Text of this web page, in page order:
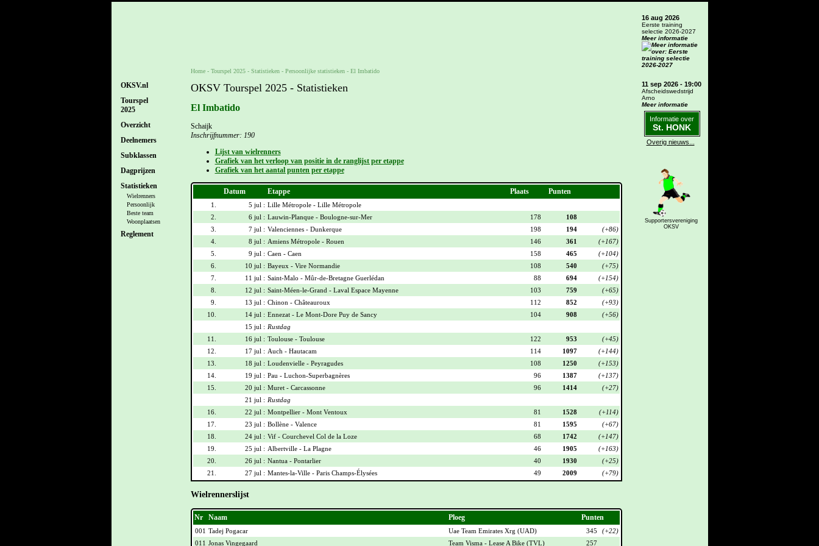
OKSV.nl
Tourspel
2025
Overzicht
Deelnemers
Subklassen
Dagprijzen
Statistieken
Wielrenners
Persoonlijk
Beste team
Woonplaatsen
Reglement
Home- Tourspel 2025- Statistieken - Persoonlijke statistieken- El Imbatido
OKSV Tourspel 2025 - Statistieken
El Imbatido
Schaijk
Inschrijfnummer: 190
Lijst van wielrenners
Grafiek van het verloop van positie in de ranglijst per etappe
Grafiek van het aantal punten per etappe
Datum Etappe Plaats Punten
1. 5 jul : Lille Métropole - Lille Métropole
2.
6 jul : Lauwin-Planque - Boulogne-sur-Mer 178
108
3.
7 jul : Valenciennes - Dunkerque 198 194
(+86)
4.
8 jul : Amiens Métropole - Rouen 146 361
(+167)
5.
9 jul : Caen - Caen 158 465
(+104)
6.
10 jul : Bayeux - Vire Normandie 108 540
(+75)
7.
11 jul : Saint-Malo - Mûr-de-Bretagne Guerlédan 88 694
(+154)
8.
12 jul : Saint-Méen-le-Grand - Laval Espace Mayenne 103 759
(+65)
9.
13 jul : Chinon - Châteauroux 112 852
(+93)
10.
14 jul : Ennezat - Le Mont-Dore Puy de Sancy 104 908
(+56)
15 jul : Rustdag
11.
16 jul : Toulouse - Toulouse 122 953
(+45)
12.
17 jul : Auch - Hautacam 114 1097
(+144)
13.
18 jul : Loudenvielle - Peyragudes 108 1250
(+153)
14.
19 jul : Pau - Luchon-Superbagnères 96 1387
(+137)
15.
20 jul : Muret - Carcassonne 96 1414
(+27)
21 jul : Rustdag
16.
22 jul : Montpellier - Mont Ventoux 81 1528
(+114)
17.
23 jul : Bollène - Valence 81 1595
(+67)
18.
24 jul : Vif - Courchevel Col de la Loze 68 1742
(+147)
19.
25 jul : Albertville - La Plagne 46 1905
(+163)
20.
26 jul : Nantua - Pontarlier 40 1930
(+25)
21.
27 jul : Mantes-la-Ville - Paris Champs-Élysées 49 2009 (+79)
Wielrennerslijst
Nr Naam Ploeg Punten
001 Tadej Pogacar Uae Team Emirates Xrg (UAD) 345
(+22)
011 Jonas Vingegaard Team Visma - Lease A Bike (TVL) 257
16 aug 2026
Eerste training
selectie 2026-2027
Meer informatie
11 sep 2026 - 19:00
Afscheidswedstrijd
Arno
Meer informatie
Informatie over
St. HONK
Overig nieuws...
Supportersvereniging
OKSV